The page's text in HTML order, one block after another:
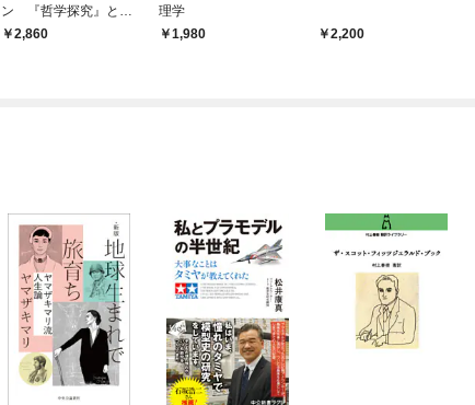
ン 『哲学探究』とい
う戦い
2,860
理学
1,980
2,200